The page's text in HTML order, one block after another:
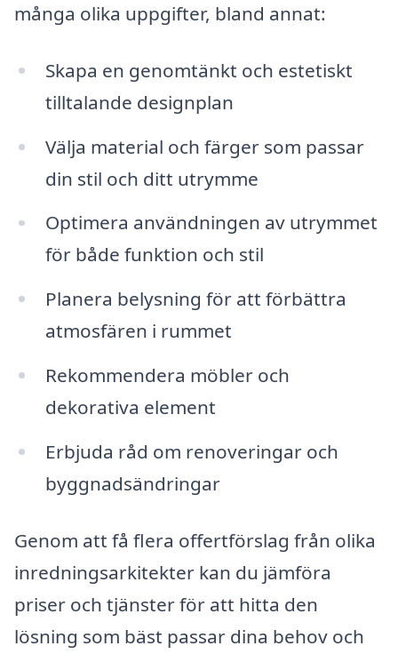
många olika uppgifter, bland annat:
Skapa en genomtänkt och estetiskt
tilltalande designplan
Välja material och färger som passar
din stil och ditt utrymme
Optimera användningen av utrymmet
för både funktion och stil
Planera belysning för att förbättra
atmosfären i rummet
Rekommendera möbler och
dekorativa element
Erbjuda råd om renoveringar och
byggnadsändringar
Genom att få flera offertförslag från olika
inredningsarkitekter kan du jämföra
priser och tjänster för att hitta den
lösning som bäst passar dina behov och